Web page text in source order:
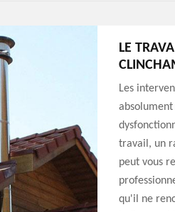
LE
Les
travail, un
peut vous
qu'il ne